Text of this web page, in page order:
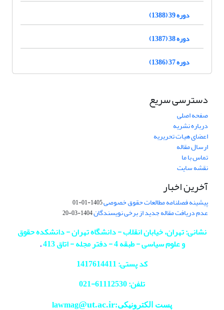
دوره 39 (1388)
دوره 38 (1387)
دوره 37 (1386)
دسترسی سریع
صفحه اصلی
درباره نشریه
اعضای هیات تحریریه
ارسال مقاله
تماس با ما
نقشه سایت
آخرین اخبار
پیشینه فصلنامه مطالعات حقوق خصوصی1405-01-01
عدم دریافت مقاله جدید از برخی نویسندگان1404-03-20
نشانی: تهران، خیابان انقلاب - دانشگاه تهران - دانشکده حقوق
و علوم سیاسی - طبقه 4 - دفتر مجله - اتاق 413
.
کد پستی: 1417614411
تلفن: 61112530-
021
پست الکترونیکی:lawmag@ut.ac.ir